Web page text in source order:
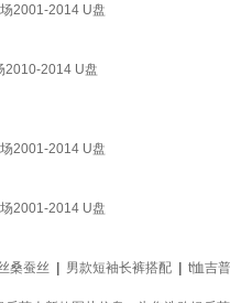
2001-2014 U盘
2010-2014 U盘
2001-2014 U盘
2001-2014 U盘
桑蚕丝 男款短袖长裤搭配 t恤吉普